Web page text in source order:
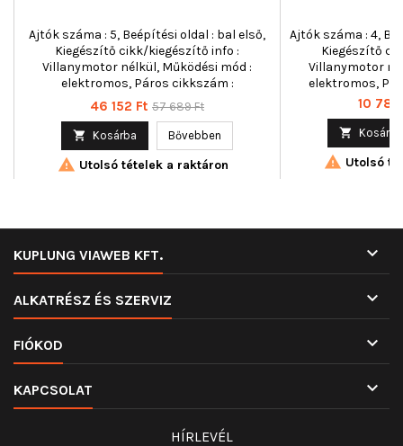
Ajtók száma : 5, Beépítési oldal : bal első,
Kiegészítő cikk/kiegészítő info :
Villanymotor nélkül, Működési mód :
elektromos, Páros cikkszám :
350103636000
Ár
46 152 Ft Normál
57 689 Ft
 Kosárba Bővebben
 Utolsó tételek a raktáron
Ajtók száma : 4,
Kiegészítő
Villanymotor
elektromos,
Ár
10 789
 Kosárba
 Utolsó
KUPLUNG VIAWEB KFT. 
ALKATRÉSZ ÉS SZERVIZ 
FIÓKOD 
KAPCSOLAT 
HÍRLEVÉL